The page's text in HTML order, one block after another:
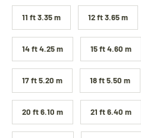
11 ft 3.35 m 12 ft 3.65 m
14 ft 4.25 m 15 ft 4.60 m
17 ft 5.20 m 18 ft 5.50 m
20 ft 6.10 m 21 ft 6.40 m